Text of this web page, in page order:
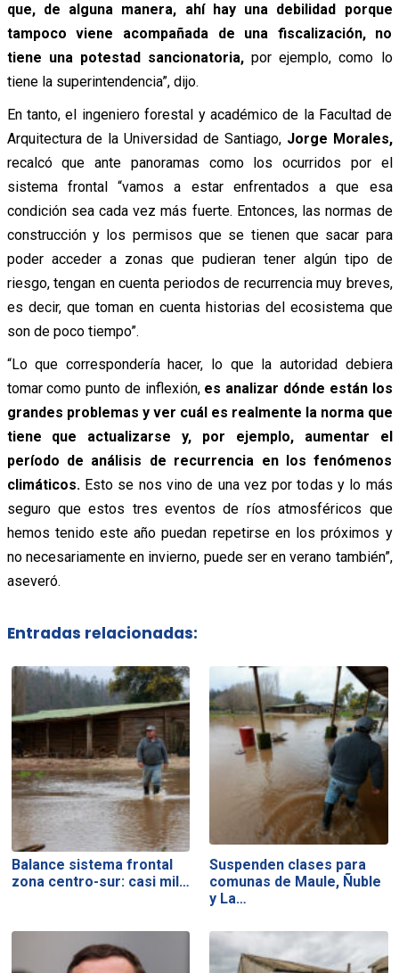
que, de alguna manera, ahí hay una debilidad porque
tampoco viene acompañada de una fiscalización, no
tiene una potestad sancionatoria,por ejemplo, como lo
tiene la superintendencia”, dijo.
En tanto, el ingeniero forestal y académico de la Facultad de
Arquitectura de la Universidad de Santiago, Jorge Morales,
recalcó que ante panoramas como los ocurridos por el
sistema frontal “vamos a estar enfrentados a que esa
condición sea cada vez más fuerte. Entonces, las normas de
construcción y los permisos que se tienen que sacar para
poder acceder a zonas que pudieran tener algún tipo de
riesgo, tengan en cuenta periodos de recurrencia muy breves,
es decir, que toman en cuenta historias del ecosistema que
son de poco tiempo”.
“Lo que correspondería hacer, lo que la autoridad debiera
tomar como punto de inflexión, es analizar dónde están los
grandes problemas y ver cuál es realmente la norma que
tiene que actualizarse y, por ejemplo, aumentar el
período de análisis de recurrencia en los fenómenos
climáticos.Esto se nos vino de una vez por todas y lo más
seguro que estos tres eventos de ríos atmosféricos que
hemos tenido este año puedan repetirse en los próximos y
no necesariamente en invierno, puede ser en verano también”,
aseveró.
Entradas relacionadas:
Balance sistema frontal
zona centro-sur: casi mil…
Suspenden clases para
comunas de Maule, Ñuble
y La…